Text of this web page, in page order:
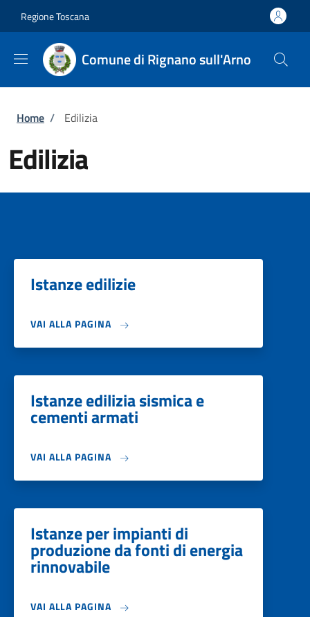
Regione Toscana
Comune di Rignano sull'Arno
Briciole di pane
Home / Edilizia
Edilizia
Istanze edilizie
VAI ALLA PAGINA
Istanze edilizia sismica e
cementi armati
VAI ALLA PAGINA
Istanze per impianti di
produzione da fonti di energia
rinnovabile
VAI ALLA PAGINA